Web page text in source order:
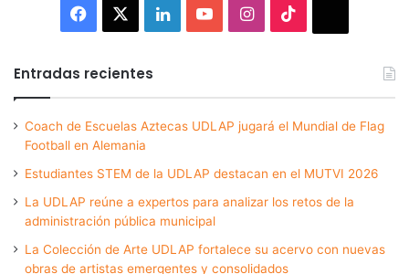
Facebook LinkedInYouTubeInstagram
Entradas recientes
Coach de Escuelas Aztecas UDLAP jugará el Mundial de Flag
Football en Alemania
Estudiantes STEM de la UDLAP destacan en el MUTVI 2026
La UDLAP reúne a expertos para analizar los retos de la
administración pública municipal
La Colección de Arte UDLAP fortalece su acervo con nuevas
obras de artistas emergentes y consolidados